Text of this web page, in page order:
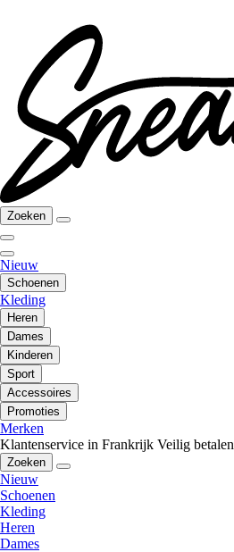
Zoeken
Nieuw
Schoenen
Kleding
Heren
Dames
Kinderen
Sport
Accessoires
Promoties
Merken
Klantenservice in Frankrijk Veilig betalen
Zoeken
Nieuw
Schoenen
Kleding
Heren
Dames